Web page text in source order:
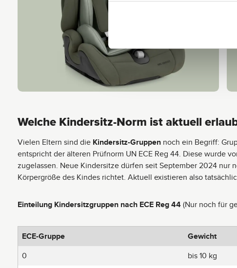
Welche Kindersitz-Norm ist aktuell
Vielen Eltern sind die Kindersitz-Gruppen noch ein Begriff:
entspricht der älteren Prüfnorm UN ECE Reg 44. Diese wurde
zugelassen. Neue Kindersitze dürfen seit September 2024 nur
Körpergröße des Kindes richtet. Aktuell existieren also
Einteilung Kindersitzgruppen nach ECE Reg 44(Nur noch für
ECE-Gruppe Gewicht
0
bis 10 kg